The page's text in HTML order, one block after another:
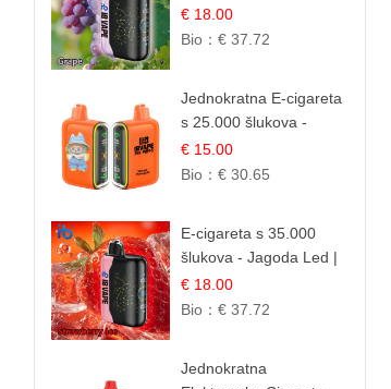
| Osježavajuća Voćna
Aroma
€ 18.00
Bio： € 37.72
Jednokratna E-cigareta
s 25.000 šlukova -
Mango & Ananas |
Egzotična Voćna
€ 15.00
Bio： € 30.65
E-cigareta s 35.000
šlukova - Jagoda Led |
Ohladivši i Osježavajući
Okus
€ 18.00
Bio： € 37.72
Jednokratna